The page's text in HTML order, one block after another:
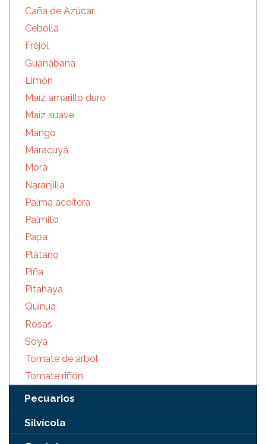
Caña de Azúcar
Cebolla
Fréjol
Guanábana
Limón
Maíz amarillo duro
Maíz suave
Mango
Maracuyá
Mora
Naranjilla
Palma aceitera
Palmito
Papa
Plátano
Piña
Pitahaya
Quinua
Rosas
Soya
Tomate de árbol
Tomate riñón
Pecuarios
Silvícola